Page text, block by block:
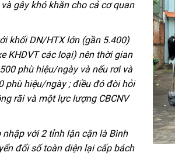
gây khó khăn cho cả cơ quan
khối DN/HTX lớn (gần 5.400)
KHDVT các loại) nên thời gian
phù hiệu/ngày và nếu rơi và
phù hiệu/ngày ; điều đó đòi hỏi
rãi và một lựclượng CBCNV
nhập với2 tỉnh lận cận là Bình
đổi số toàn diện lại cấp bách